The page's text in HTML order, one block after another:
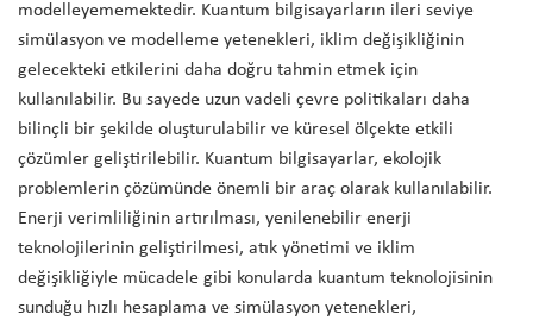
modelleyememektedir. Kuantum bilgisayarların ileri seviye
simülasyon ve modelleme yetenekleri, iklim değişikliğinin
gelecekteki etkilerini daha doğru tahmin etmek için
kullanılabilir. Bu sayede uzun vadeli çevre politikaları daha
bilinçli bir şekilde oluşturulabilir ve küresel ölçekte etkili
çözümler geliştirilebilir. Kuantum bilgisayarlar, ekolojik
problemlerin çözümünde önemli bir araç olarak kullanılabilir.
Enerji verimliliğinin artırılması, yenilenebilir enerji
teknolojilerinin geliştirilmesi, atık yönetimi ve iklim
değişikliğiyle mücadele gibi konularda kuantum teknolojisinin
sunduğu hızlı hesaplama ve simülasyon yetenekleri,